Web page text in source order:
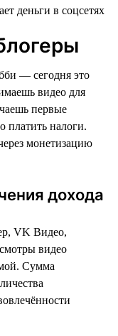
— сегодня это
видео для
первые
платить налоги.
монетизацию
дохода
VK Видео,
видео
Сумма